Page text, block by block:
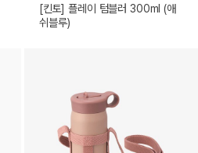
[킨토] 플레이 텀블러 300ml (애
쉬블루)